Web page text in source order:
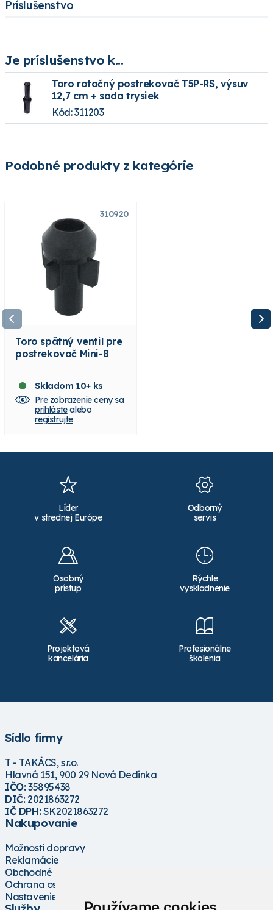
Príslušenstvo
Je príslušenstvo k...
Toro rotačný postrekovač T5P-RS, výsuv
12,7 cm + sada trysiek
Kód: 311203
Podobné produkty z kategórie
310920
Toro spätný ventil pre
postrekovač Mini-8
Skladom 10+ ks
Pre zobrazenie ceny sa
prihlástealebo
registrujte
Líder
v strednej Európe
Odborný
servis
Osobný
prístup
Rýchle
vyskladnenie
Projektová
kancelária
Profesionálne
školenia
Sídlo firmy
T - TAKÁCS, s.r.o.
Hlavná 151, 900 29 Nová Dedinka
IČO:35895438
DIČ:2021863272
IČ DPH:SK2021863272
Nakupovanie
Možnosti dopravy
Reklamácie
Obchodné podmienky
Ochrana osobných údajov
Nastavenie cookies